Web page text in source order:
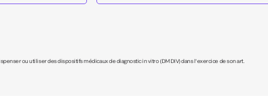
ou utiliser des dispositifs médicaux de diagnostic in vitro (DMDIV) dans l’exercice de son art.